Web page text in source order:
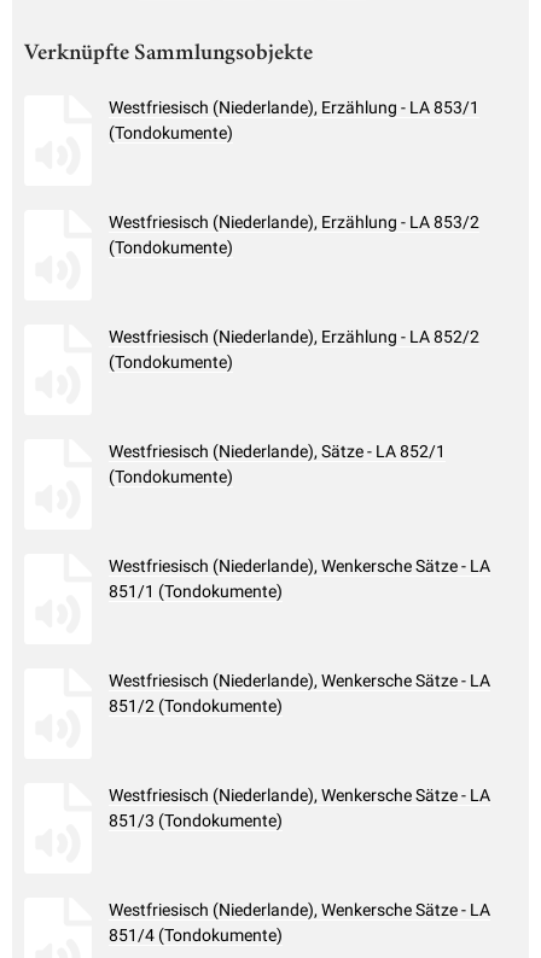
Verknüpfte Sammlungsobjekte
Westfriesisch (Niederlande), Erzählung - LA 853/1
(Tondokumente)
Westfriesisch (Niederlande), Erzählung - LA 853/2
(Tondokumente)
Westfriesisch (Niederlande), Erzählung - LA 852/2
(Tondokumente)
Westfriesisch (Niederlande), Sätze - LA 852/1
(Tondokumente)
Westfriesisch (Niederlande), Wenkersche Sätze - LA
851/1 (Tondokumente)
Westfriesisch (Niederlande), Wenkersche Sätze - LA
851/2 (Tondokumente)
Westfriesisch (Niederlande), Wenkersche Sätze - LA
851/3 (Tondokumente)
Westfriesisch (Niederlande), Wenkersche Sätze - LA
851/4 (Tondokumente)